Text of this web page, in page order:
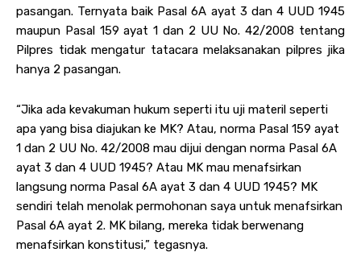
pasangan. Ternyata baik Pasal 6A ayat 3 dan 4 UUD 1945
maupun Pasal 159 ayat 1 dan 2 UU No. 42/2008 tentang
Pilpres tidak mengatur tatacara melaksanakan pilpres jika
hanya 2 pasangan.
“Jika ada kevakuman hukum seperti itu uji materil seperti
apa yang bisa diajukan ke MK? Atau, norma Pasal 159 ayat
1 dan 2 UU No. 42/2008 mau dijui dengan norma Pasal 6A
ayat 3 dan 4 UUD 1945? Atau MK mau menafsirkan
langsung norma Pasal 6A ayat 3 dan 4 UUD 1945? MK
sendiri telah menolak permohonan saya untuk menafsirkan
Pasal 6A ayat 2. MK bilang, mereka tidak berwenang
menafsirkan konstitusi,” tegasnya.